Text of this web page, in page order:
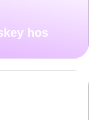
hos